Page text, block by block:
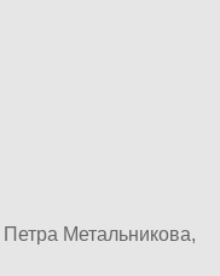
Метальникова,